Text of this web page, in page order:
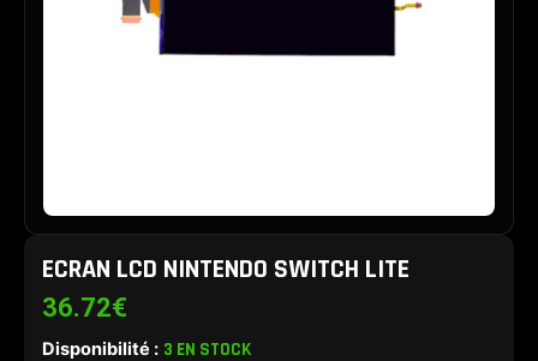
ECRAN LCD NINTENDO SWITCH LITE
36.72€
Disponibilité : 3 EN STOCK